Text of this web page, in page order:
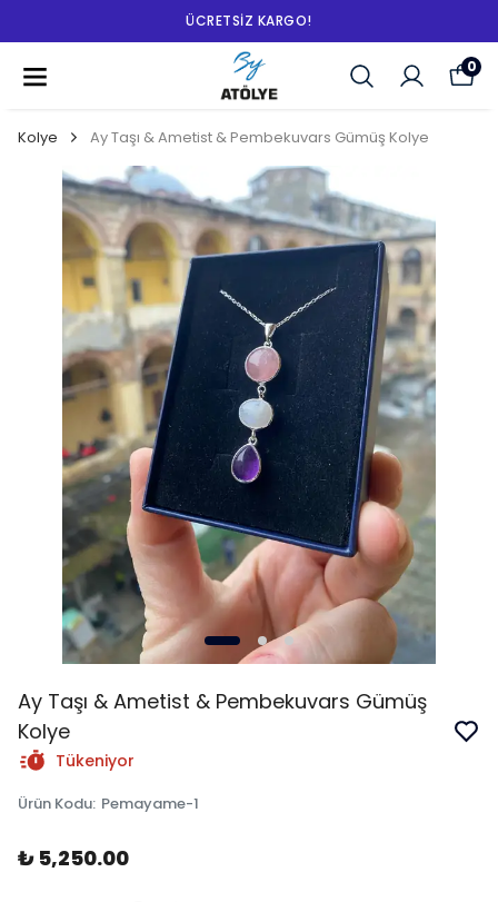
ÜCRETSIZ KARGO!
0
Kolye Ay Taşı & Ametist & Pembekuvars Gümüş Kolye
Ay Taşı & Ametist & Pembekuvars Gümüş
Kolye
Tükeniyor
Ürün Kodu: Pemayame-1
₺ 5,250.00